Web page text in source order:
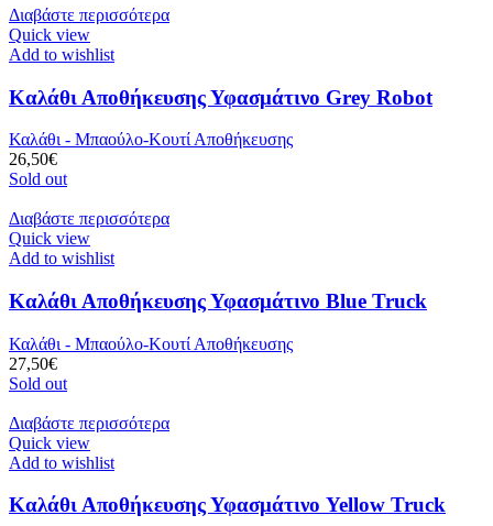
Διαβάστε περισσότερα
Quick view
Add to wishlist
Καλάθι Αποθήκευσης Υφασμάτινο Grey Robot
Καλάθι - Μπαούλο-Κουτί Αποθήκευσης
26,50€
Sold out
Διαβάστε περισσότερα
Quick view
Add to wishlist
Καλάθι Αποθήκευσης Υφασμάτινο Blue Truck
Καλάθι - Μπαούλο-Κουτί Αποθήκευσης
27,50€
Sold out
Διαβάστε περισσότερα
Quick view
Add to wishlist
Καλάθι Αποθήκευσης Υφασμάτινο Yellow Truck